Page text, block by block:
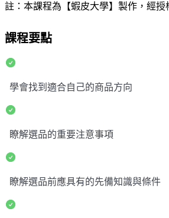
註：本課程為【蝦皮大學】製作，經授
課程要點
學會找到適合自己的商品方向
瞭解選品的重要注意事項
瞭解選品前應具有的先備知識與條件